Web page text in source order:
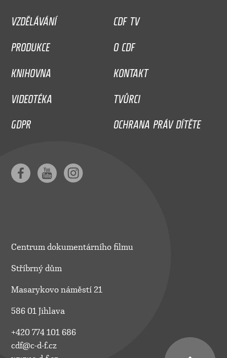
VZDĚLÁVÁNÍ
CDF TV
PRODUKCE
O CDF
KNIHOVNA
KONTAKT
VIDEOTÉKA
TVŮRCI
GDPR
OCHRANA PRÁV DÍTĚTE
Centrum dokumentárního filmu
Stříbrný dům
Masarykovo náměstí 21
586 01 Jihlava
+420 774 101 686
cdf@c-d-f.cz